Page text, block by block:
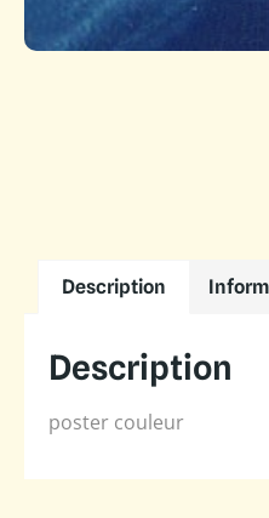
Description
Description
poster couleur